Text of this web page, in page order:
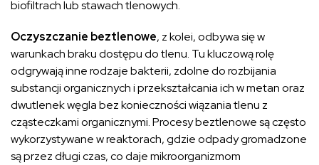
biofiltrach lub stawach tlenowych.
Oczyszczanie beztlenowe, z kolei, odbywa się w
warunkach braku dostępu do tlenu. Tu kluczową rolę
odgrywają inne rodzaje bakterii, zdolne do rozbijania
substancji organicznych i przekształcania ich w metan oraz
dwutlenek węgla bez konieczności wiązania tlenu z
cząsteczkami organicznymi. Procesy beztlenowe są często
wykorzystywane w reaktorach, gdzie odpady gromadzone
są przez długi czas, co daje mikroorganizmom